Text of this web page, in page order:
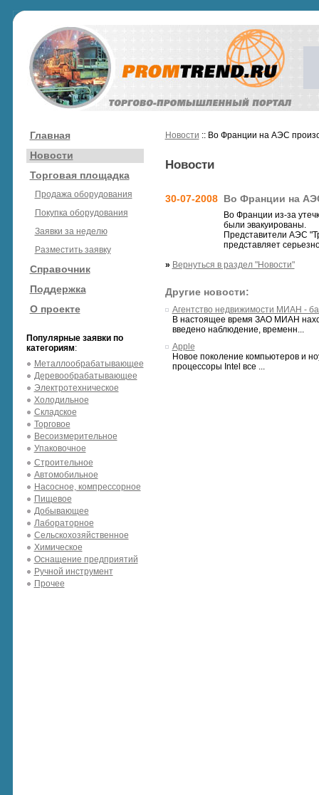
Главная
Новости
Торговая площадка
Продажа оборудования
Покупка оборудования
Заявки за неделю
Разместить заявку
Справочник
Поддержка
О проекте
Популярные заявки по
категориям:
Металлообрабатывающее
Деревообрабатывающее
Электротехническое
Холодильное
Складское
Торговое
Весоизмерительное
Упаковочное
Строительное
Автомобильное
Насосное, компрессорное
Пищевое
Добывающее
Лабораторное
Сельскохозяйственное
Химическое
Оснащение предприятий
Ручной инструмент
Прочее
Новости :: Во Франции на АЭС
Новости
30-07-2008 Во Франции на
Во Франции из-за
были эвакуированы.
Представители АЭС
представляет
» Вернуться в раздел "Новости"
Другие новости:
Агентство недвижимости МИАН -
В настоящее время ЗАО МИАН
введено наблюдение, временн...
Apple
Новое поколение компьютеров и
процессоры Intel все ...